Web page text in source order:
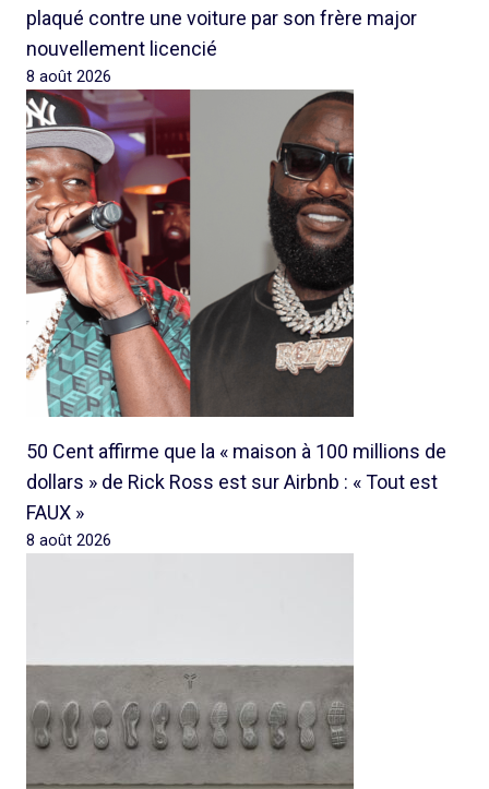
plaqué contre une voiture par son frère major
nouvellement licencié
8 août 2026
50 Cent affirme que la « maison à 100 millions de
dollars » de Rick Ross est sur Airbnb : « Tout est
FAUX »
8 août 2026